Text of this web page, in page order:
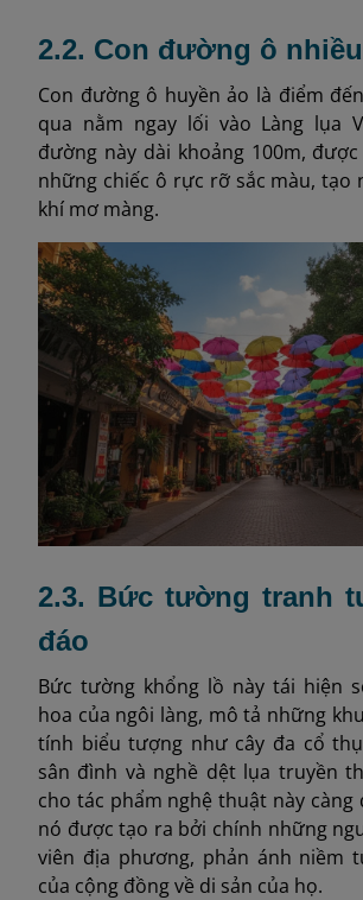
2.2. Con đường ô
Con đường ô huyền ảo là điểm
qua nằm ngay lối vào Làng lụa
đường này dài khoảng 100m,
những chiếc ô rực rỡ sắc màu, tạo
khí mơ màng.
2.3. Bức tường tranh
đáo
Bức tường khổng lồ này tái hiện
hoa của ngôi làng, mô tả những
tính biểu tượng như cây đa cổ
sân đình và nghề dệt lụa truyền
cho tác phẩm nghệ thuật này càng
nó được tạo ra bởi chính những
viên địa phương, phản ánh niềm
của cộng đồng về di sản của họ.